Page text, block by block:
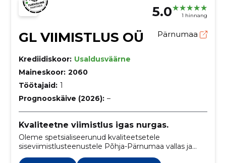
5.0 1 hinnang
GL VIIMISTLUS OÜ Pärnumaa
Krediidiskoor: Usaldusväärne
Maineskoor: 2060
Töötajaid: 1
Prognooskäive (2026): –
Kvaliteetne viimistlus igas nurgas.
Oleme spetsialiseerunud kvaliteetsetele
siseviimistlusteenustele Põhja-Pärnumaa vallas ja
laiemalt.